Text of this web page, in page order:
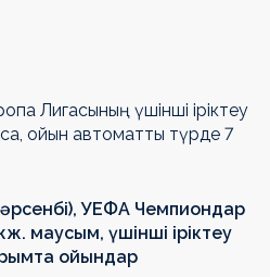
Лигасының үшінші іріктеу
ойын автоматты түрде 7
УЕФА Чемпиондар
маусым, үшінші іріктеу
ойындар